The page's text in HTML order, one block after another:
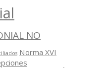
NO
Norma XVI